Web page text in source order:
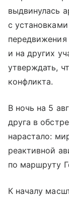
выдвинулась
с
передвижения
и на других
утверждать,
конфликта.
В ночь на 5
друга в
нарастало:
реактивной
по маршруту
К началу